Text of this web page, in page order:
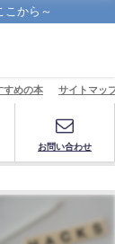
から～
すめの本 サイトマッ
お問い合わせ